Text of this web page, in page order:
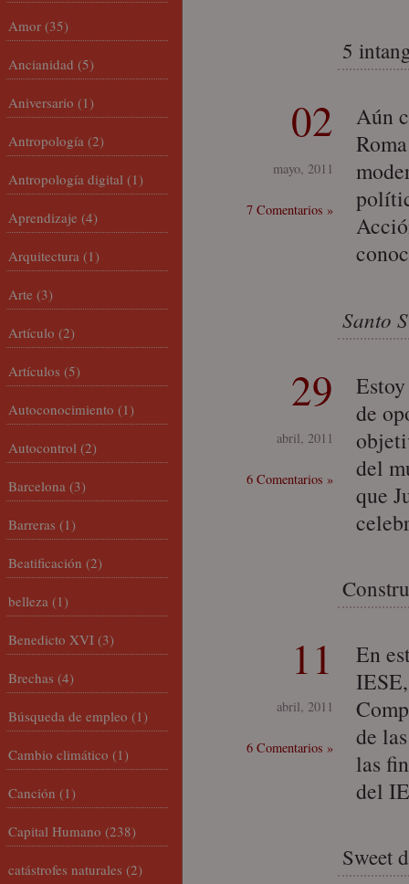
5
02
mayo, 2011
7 Comentarios »
Aún
Santo
29
abril, 2011
6 Comentarios »
de
del
que
11
abril, 2011
6 Comentarios »
En
de
las
del
Sweet
Amor (35)
Ancianidad (5)
Aniversario (1)
Antropología (2)
Antropología digital (1)
Aprendizaje (4)
Arquitectura (1)
Arte (3)
Artículo (2)
Artículos (5)
Autoconocimiento (1)
Autocontrol (2)
Barcelona (3)
Barreras (1)
Beatificación (2)
belleza (1)
Benedicto XVI (3)
Brechas (4)
Búsqueda de empleo (1)
Cambio climático (1)
Canción (1)
Capital Humano (238)
catástrofes naturales (2)